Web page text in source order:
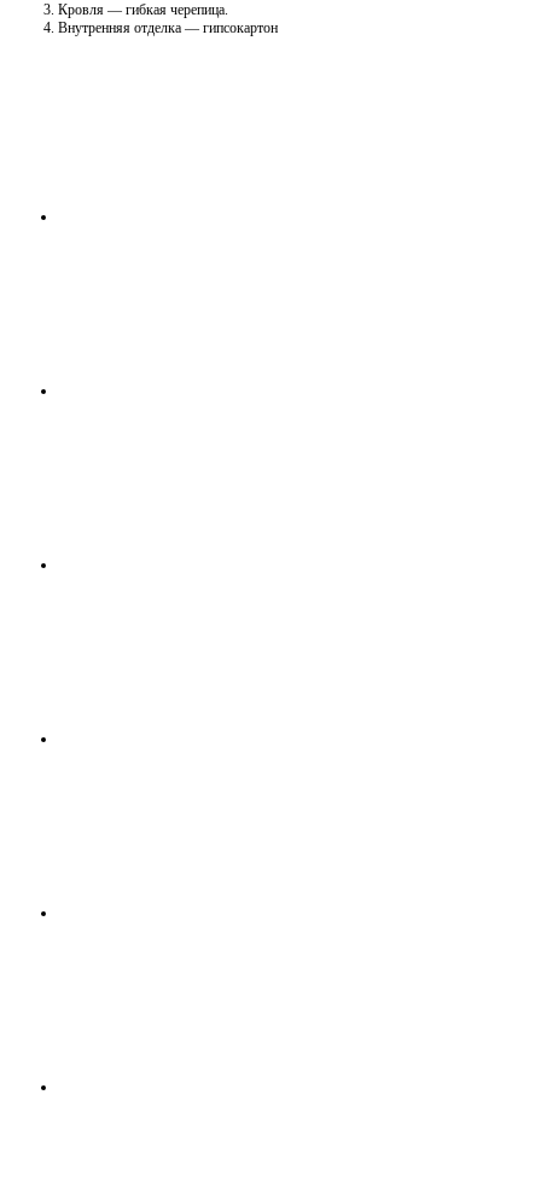
Кровля — гибкая черепица.
Внутренняя отделка — гипсокартон